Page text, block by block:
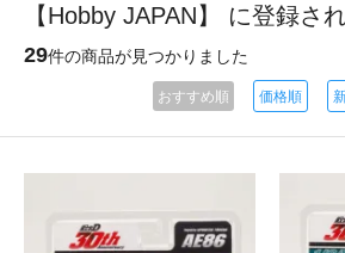
【Hobby JAPAN】 に登録さ
29件の商品が見つかりました
おすすめ順 価格順